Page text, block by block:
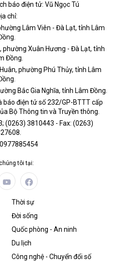
báo điện tử: Vũ Ngọc Tú
chỉ:
Lâm Viên - Đà Lạt, tỉnh Lâm
phường Xuân Hương - Đà Lạt, tỉnh
Đồng.
phường Phú Thủy, tỉnh Lâm
Bắc Gia Nghĩa, tỉnh Lâm Đồng.
báo điện tử số 232/GP-BTTT cấp
Bộ Thông tin và Truyền thông.
(0263) 3810443 - Fax: (0263)
tôi tại:
Thời sự
Đời sống
Quốc phòng - An ninh
Du lịch
Công nghệ - Chuyển đổi số